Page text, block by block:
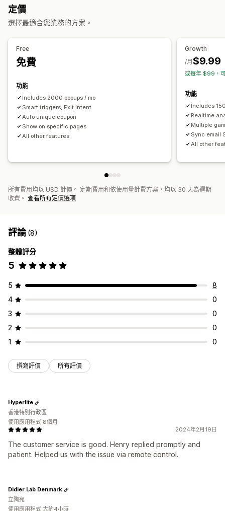
管理折扣
自動化
追蹤 報告 API 與 Webhook
輪盤遊戲
分析
API 與 Webhook
定價
選擇最適合您業務的方案。
Free
免費
功能
Includes 2000 popups / mo
Smart triggers, Exit Intent
Auto unique coupon
Show on specific pages
All other features
Growth
$9.99
/月
或每年 $99，
功能
Includes
Realtime
Multiple
Sync email
All other
所有費用均以 USD 計價。 定期費用和依使用量計費方案，均以 30 天為週期
收費。 查看所有定價選項
評論(8)
整體評分
5
5
8
4
0
3
0
2
0
1
0
撰寫評價 所有評價
2024年2月19日
The customer service is good. Henry replied promptly and
patient. Helped us with the issue via remote control.
Hyperlite
香港特別行政區
使用應用程式 8個月
Didier Lab Denmark
立陶宛
使用應用程式 大約4小時